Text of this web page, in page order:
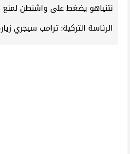
نتنياهو يضغط على واشنطن لمنع
الرئاسة التركية: ترامب سيجري